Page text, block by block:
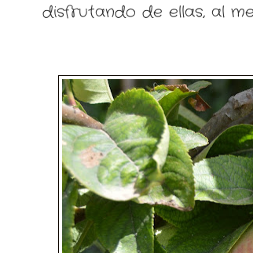
disfrutando de ellas, al